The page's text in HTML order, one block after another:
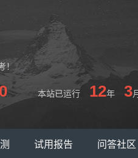
！
本站已运行 12年 3
试用报告 问答社区